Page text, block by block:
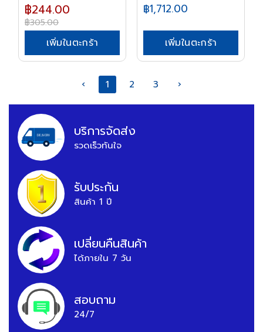
฿244.00
฿305.00
เพิ่มในตะกร้า
฿1,712.00
เพิ่มในตะกร้า
‹ 1 2 3 ›
บริการจัดส่ง
รวดเร็วทันใจ
รับประกัน
สินค้า 1 ปี
เปลี่ยนคืนสินค้า
ได้ภายใน 7 วัน
สอบถาม
24/7